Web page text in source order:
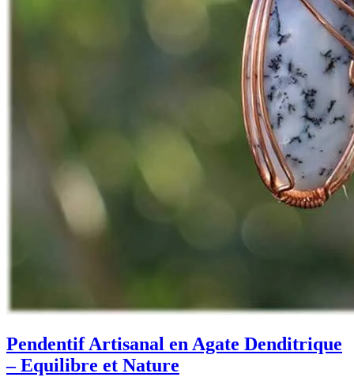
Pendentif Artisanal en Agate Denditrique
– Equilibre et Nature